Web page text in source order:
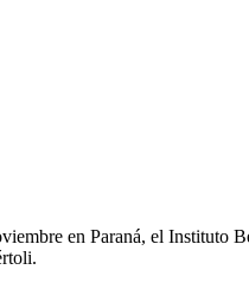
en Paraná, el Instituto